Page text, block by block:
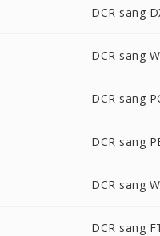
DCR sang
DCR sang
DCR sang
DCR sang
DCR sang
DCR sang